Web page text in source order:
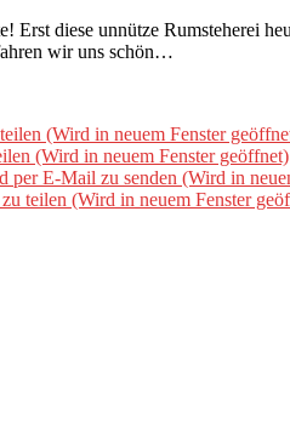
Erst diese unnütze Rumsteherei
wir uns schön…
(Wird in neuem Fenster
(Wird in neuem Fenster geöffnet)
per E-Mail zu senden (Wird in
teilen (Wird in neuem Fenster